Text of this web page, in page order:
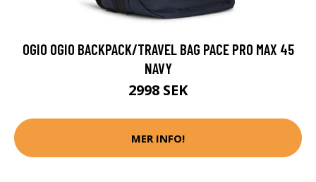
OGIO OGIO BACKPACK/TRAVEL BAG PACE PRO MAX 45
NAVY
2998 SEK
MER INFO!